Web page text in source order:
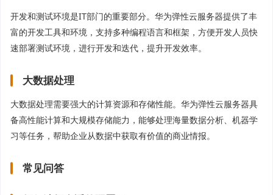
开发和测试环境是IT部门的重要部分。华为弹性云服务器提供了丰
富的开发工具和环境，支持多种编程语言和框架，方便开发人员快
速部署测试环境，进行开发和迭代，提升开发效率。
大数据处理
大数据处理需要强大的计算资源和存储性能。华为弹性云服务器具
备高性能计算和大规模存储能力，能够处理海量数据分析、机器学
习等任务，帮助企业从数据中获取有价值的商业情报。
常见问答